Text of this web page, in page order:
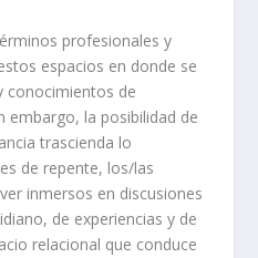
profesionales y
espacios en donde se
conocimientos de
la posibilidad de
trascienda lo
de repente, los/las
inmersos en discusiones
de experiencias y de
relacional que conduce